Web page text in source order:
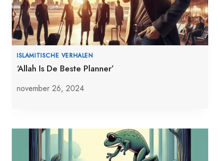
ISLAMITISCHE VERHALEN
‘Allah Is De Beste Planner’
november 26, 2024